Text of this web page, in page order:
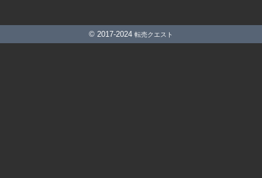
© 2017-2024 転売クエスト